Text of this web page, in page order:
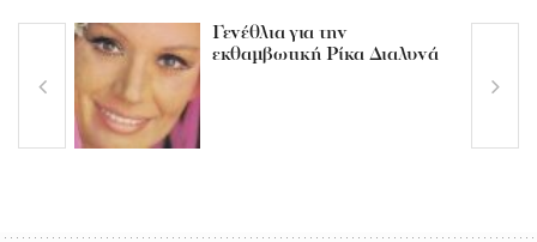
Γενέθλια για την
εκθαμβωτική Ρίκα Διαλυνά